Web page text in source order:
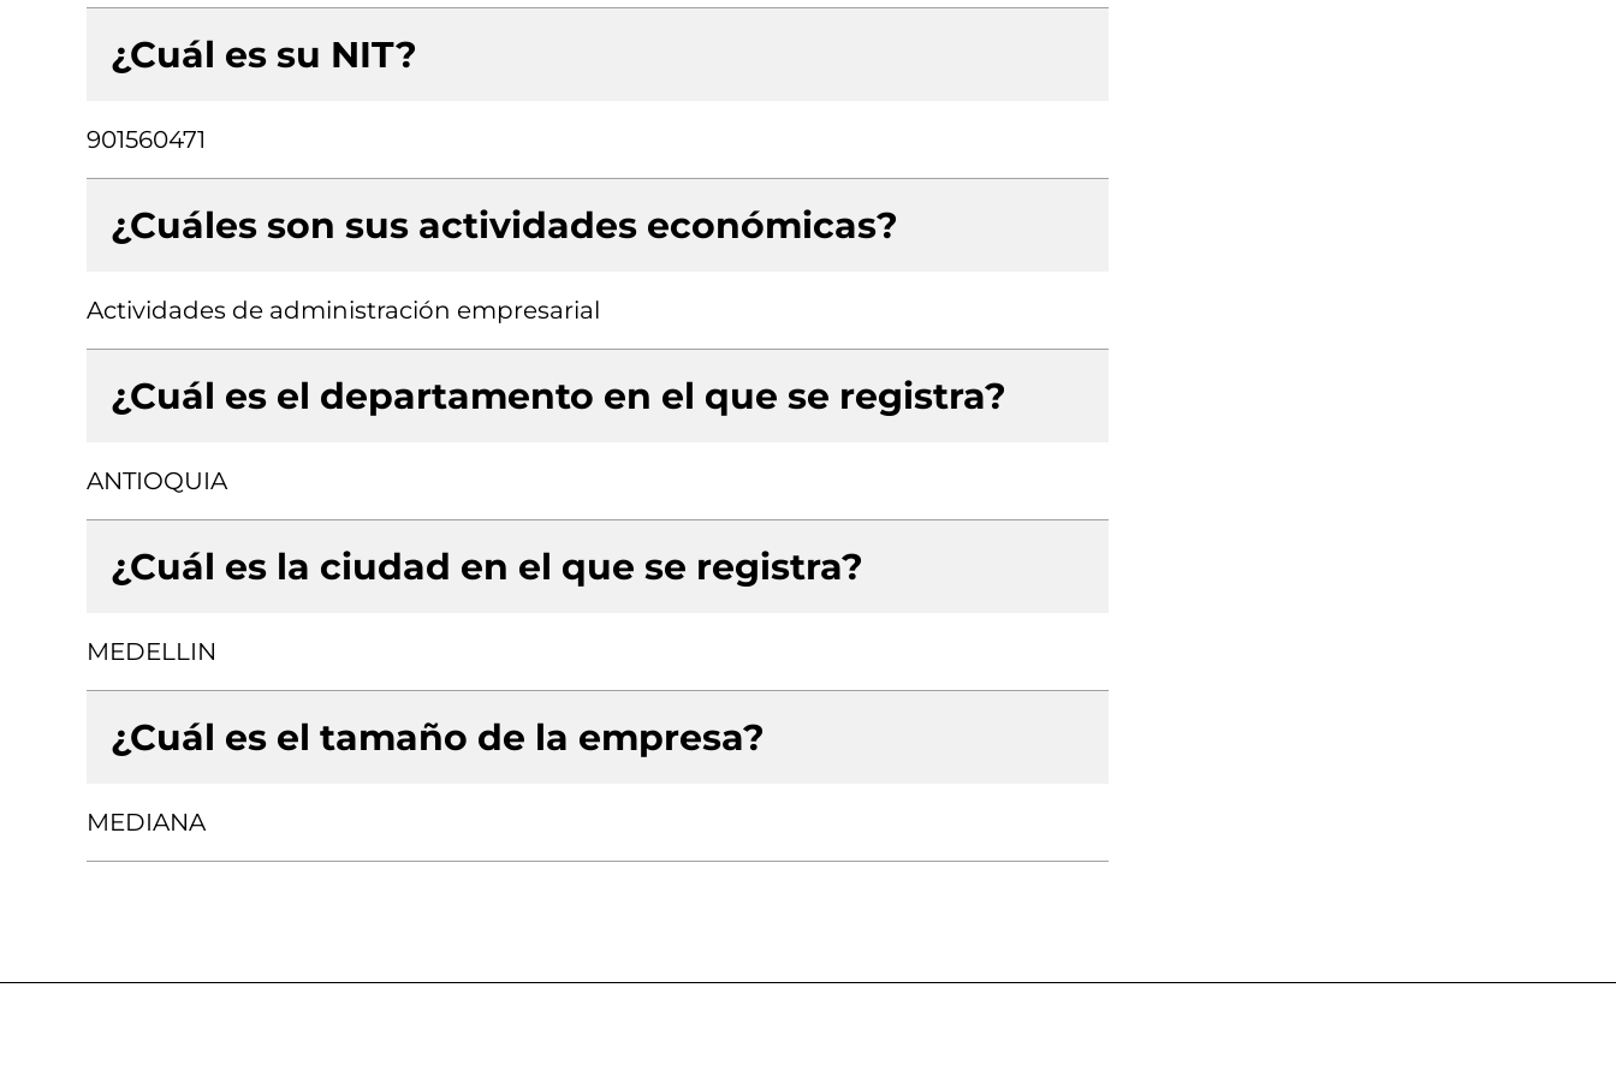
¿Cuál es su NIT?
901560471
¿Cuáles son sus actividades económicas?
Actividades de administración empresarial
¿Cuál es el departamento en el que se registra?
ANTIOQUIA
¿Cuál es la ciudad en el que se registra?
MEDELLIN
¿Cuál es el tamaño de la empresa?
MEDIANA